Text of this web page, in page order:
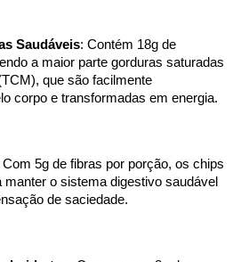
Saudáveis: Contém 18g de
a maior parte gorduras saturadas
que são facilmente
corpo e transformadas em energia.
Com 5g de fibras por porção, os chips
manter o sistema digestivo saudável
de saciedade.